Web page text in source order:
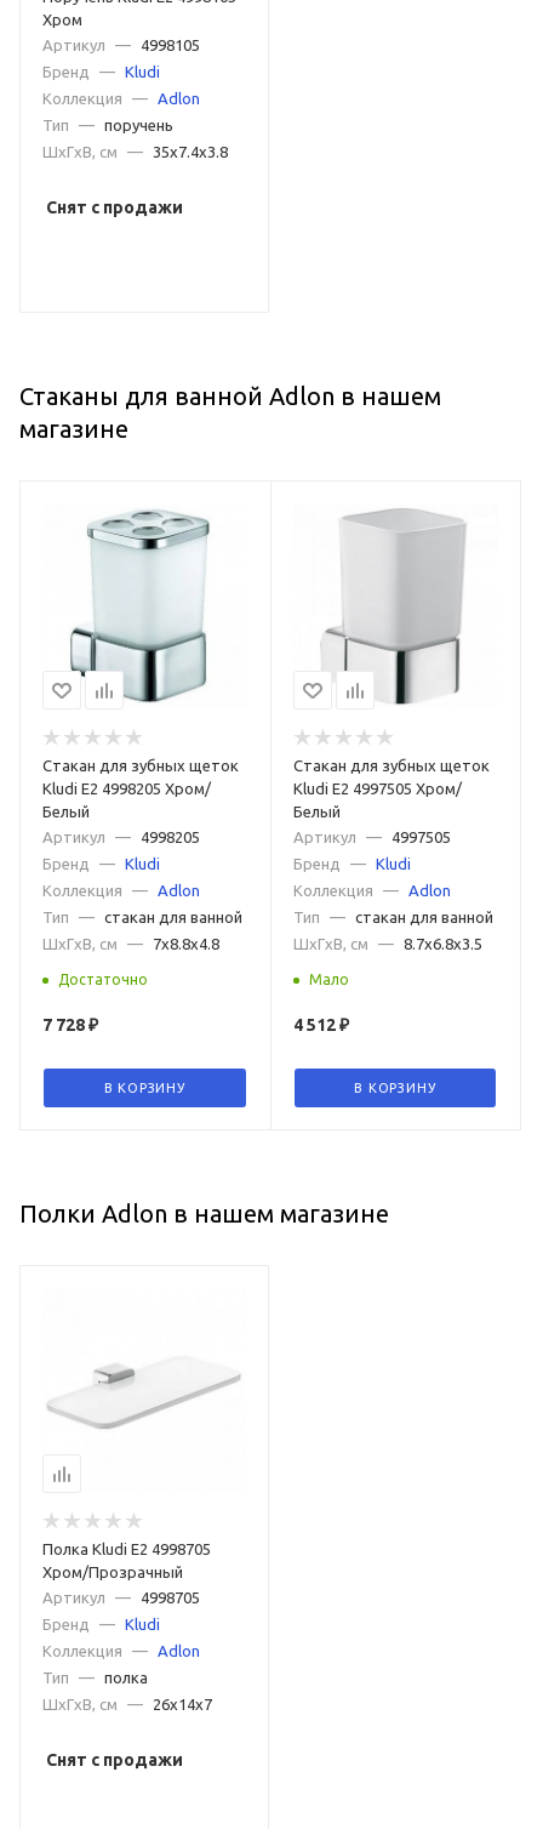
Хром
Артикул
—
4998105
Бренд
— Kludi
Коллекция
— Adlon
Тип
— поручень
ШxГxВ, см
— 35x7.4x3.8
Снят с продажи
Стаканы для ванной Adlon в нашем
магазине
Стакан для зубных щеток
Kludi E2 4998205 Хром/
Белый
Артикул
—
4998205
Бренд
— Kludi
Коллекция
— Adlon
Тип
— стакан для ванной
ШxГxВ, см
— 7x8.8x4.8
Достаточно
7 728₽
В КОРЗИНУ
Стакан для зубных щеток
Kludi E2 4997505 Хром/
Белый
Артикул
—
4997505
Бренд
—
Kludi
Коллекция
—
Adlon
Тип
—
стакан для ванной
ШxГxВ, см
— 8.7x6.8x3.5
Мало
4 512₽
В КОРЗИНУ
Полки Adlon в нашем магазине
Полка Kludi E2 4998705
Хром/Прозрачный
Артикул
—
4998705
Бренд
— Kludi
Коллекция
— Adlon
Тип
— полка
ШxГxВ, см
— 26x14x7
Снят с продажи